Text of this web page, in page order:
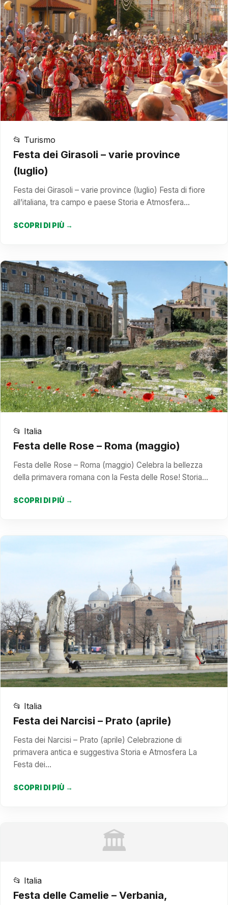
📂 Turismo
Festa dei Girasoli – varie province
(luglio)
Festa dei Girasoli – varie province (luglio) Festa di fiore
all’italiana, tra campo e paese Storia e Atmosfera…
SCOPRI DI PIÙ →
📂 Italia
Festa delle Rose – Roma (maggio)
Festa delle Rose – Roma (maggio) Celebra la bellezza
della primavera romana con la Festa delle Rose! Storia…
SCOPRI DI PIÙ →
📂 Italia
Festa dei Narcisi – Prato (aprile)
Festa dei Narcisi – Prato (aprile) Celebrazione di
primavera antica e suggestiva Storia e Atmosfera La
Festa dei…
SCOPRI DI PIÙ →
🏛️
📂 Italia
Festa delle Camelie – Verbania,